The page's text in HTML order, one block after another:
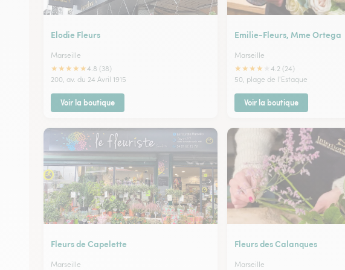
Elodie Fleurs
Marseille
★★★★★4.8 (38)
200, av. du 24 Avril 1915
Voir la boutique
Emilie-Fleurs, Mme Ortega
Marseille
★★★★
4.2 (24)
50, plage de l'Estaque
Voir la boutique
Fleurs de Capelette
Marseille
Fleurs des Calanques
Marseille